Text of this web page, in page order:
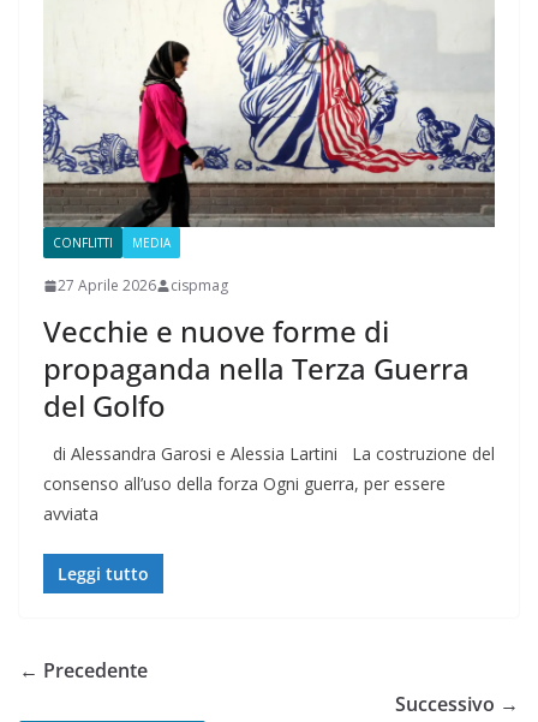
CONFLITTI MEDIA
27 Aprile 2026 cispmag
Vecchie e nuove forme di
propaganda nella Terza Guerra
del Golfo
di Alessandra Garosi e Alessia Lartini La costruzione del
consenso all’uso della forza Ogni guerra, per essere
avviata
Leggi tutto
← Precedente
Successivo →